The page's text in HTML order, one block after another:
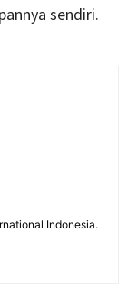
sendiri.
Indonesia.